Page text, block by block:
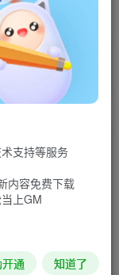
复古西游源码教学
梦幻专区 教学
支持等服务
内容免费下载
上GM
通 知道了